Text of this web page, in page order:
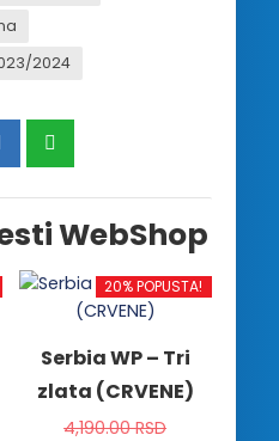
2024
WebShop
20% POPUSTA!
Serbia WP – Tri
zlata (CRVENE)
4,190.00RSD